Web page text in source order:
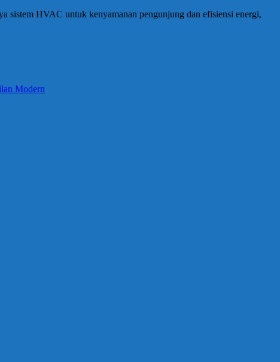
sistem HVAC untuk kenyamanan pengunjung dan efisiensi energi,
Modern